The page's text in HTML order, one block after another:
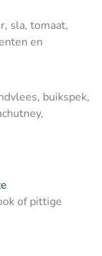
sla, tomaat,
en
buikspek,
of pittige